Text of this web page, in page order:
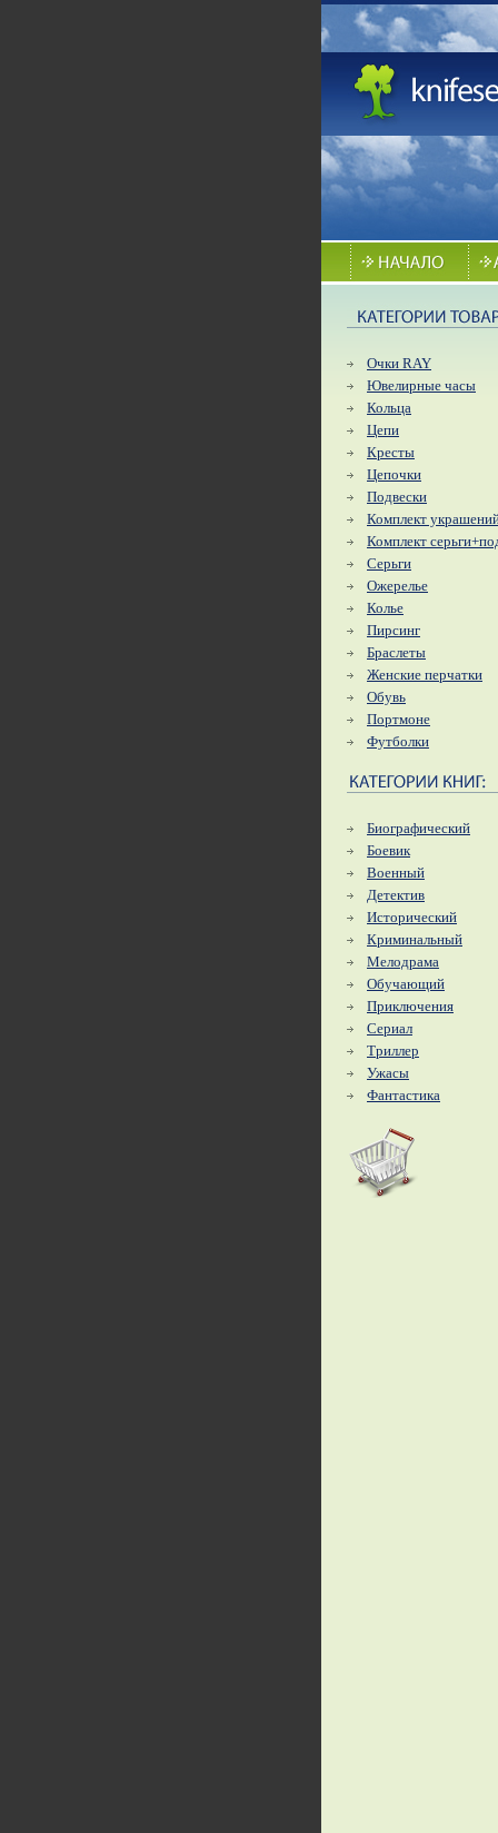
Очки RAY
Ювелирные часы
Кольца
Цепи
Кресты
Цепочки
Подвески
Комплект
Комплект
Серьги
Ожерелье
Колье
Пирсинг
Браслеты
Женские перчатки
Обувь
Портмоне
Футболки
Биографический
Боевик
Военный
Детектив
Исторический
Криминальный
Мелодрама
Обучающий
Приключения
Сериал
Триллер
Ужасы
Фантастика